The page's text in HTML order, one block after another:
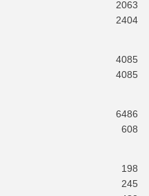
2063
2404
4085
4085
6486
608
198
245